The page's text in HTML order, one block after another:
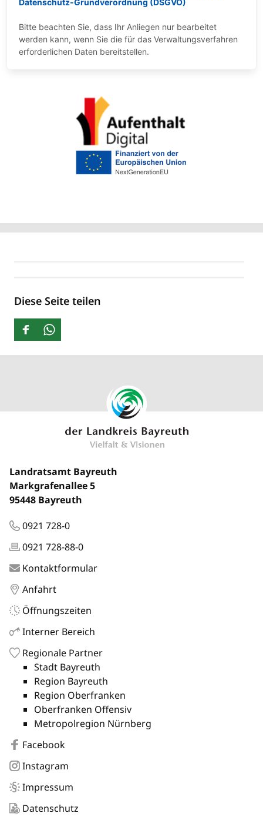
Diese Seite teilen
Landratsamt Bayreuth
Markgrafenallee 5
95448 Bayreuth
0921 728-0
0921 728-88-0
Kontaktformular
Anfahrt
Öffnungszeiten
Interner Bereich
Regionale Partner
Stadt Bayreuth
Region Bayreuth
Region Oberfranken
Oberfranken Offensiv
Metropolregion Nürnberg
Facebook
Instagram
Impressum
Datenschutz